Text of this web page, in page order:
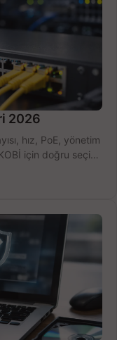
2026
hız, PoE, yönetim
için doğru seçimi